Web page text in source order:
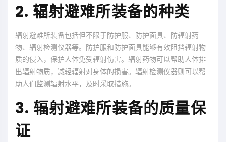
2. 辐射避难所装备的种类
辐射避难所装备包括但不限于防护服、防护面具、防辐射药
物、辐射检测仪器等。防护服和防护面具能够有效阻挡辐射物
质的侵入，保护人体免受辐射伤害。辐射药物可以帮助人体排
出辐射物质，减轻辐射对身体的损害。辐射检测仪器则可以帮
助人们监测辐射水平，及时采取措施。
3. 辐射避难所装备的质量保
证